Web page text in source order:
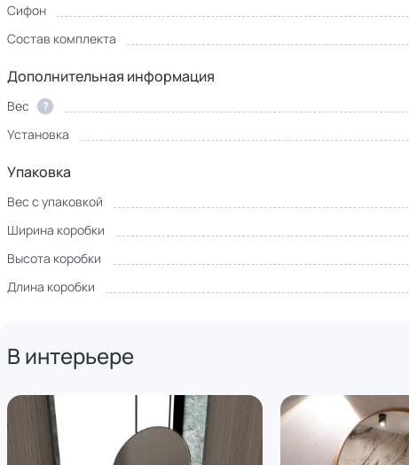
Сифон
Состав комплекта
Дополнительная информация
Вес ?
Установка
Упаковка
Вес с упаковкой
Ширина коробки
Высота коробки
Длина коробки
В интерьере